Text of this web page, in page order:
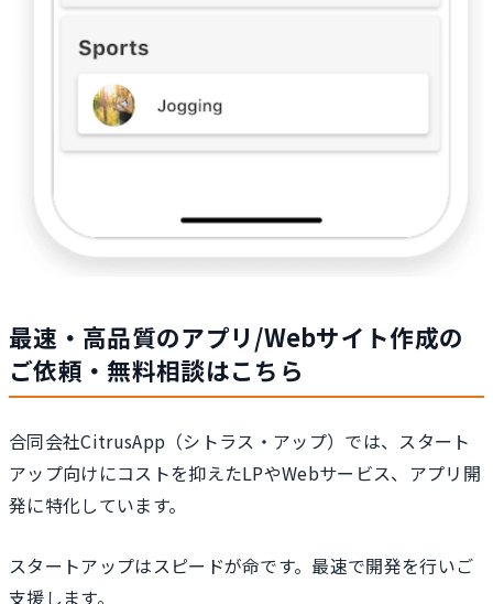
最速・高品質のアプリ/Webサイト作成の
ご依頼・無料相談はこちら
合同会社CitrusApp（シトラス・アップ）では、スタート
アップ向けにコストを抑えたLPやWebサービス、アプリ開
発に特化しています。
スタートアップはスピードが命です。最速で開発を行いご
支援します。